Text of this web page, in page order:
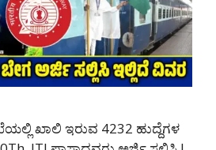
ಖಾಲಿ ಇರುವ 4232 ಹುದ್ದೆಗಳ